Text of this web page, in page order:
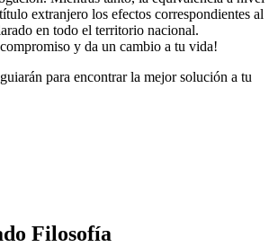
extranjero los efectos correspondientes al
en todo el territorio nacional.
y da un cambio a tu vida!
para encontrar la mejor solución a tu
Filosofía